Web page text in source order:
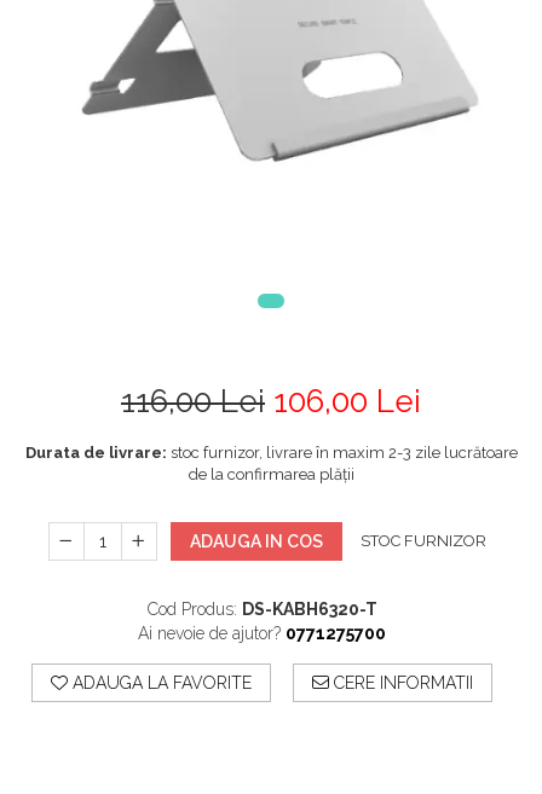
116,00 Lei 106,00 Lei
Durata de livrare: stoc furnizor, livrare în maxim 2-3 zile lucrătoare
de la confirmarea plății
ADAUGA IN COS STOC FURNIZOR
Cod Produs: DS-KABH6320-T
Ai nevoie de ajutor? 0771275700
ADAUGA LA FAVORITE CERE INFORMATII